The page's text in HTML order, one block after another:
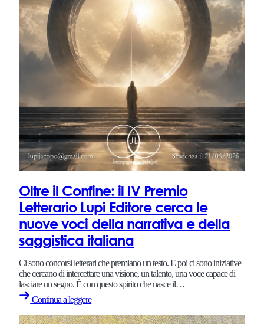
Oltre il Confine: il IV Premio
Letterario Lupi Editore cerca le
nuove voci della narrativa e della
saggistica italiana
Ci sono concorsi letterari che premiano un testo. E poi ci sono iniziative
che cercano di intercettare una visione, un talento, una voce capace di
lasciare un segno. È con questo spirito che nasce il…
Continua a leggere